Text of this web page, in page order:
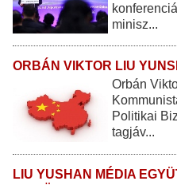
minisz...
ORBÁN VIKTOR LIU
Orbán
Politikai
tagjáv...
LIU YUSHAN MÉDIA